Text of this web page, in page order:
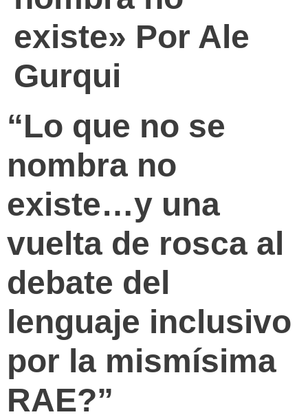
existe» Por Ale
Gurqui
“Lo que no se
nombra no
existe…y una
vuelta de rosca al
debate del
lenguaje inclusivo
por la mismísima
RAE?”